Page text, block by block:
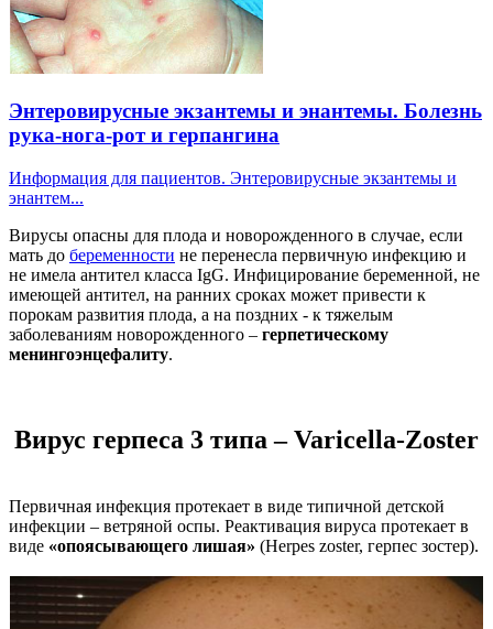
Энтеровирусные экзантемы и энантемы. Болезнь
рука-нога-рот и герпангина
Информация для пациентов. Энтеровирусные экзантемы и
энантем...
Вирусы опасны для плода и новорожденного в случае, если
мать до беременности не перенесла первичную инфекцию и
не имела антител класса IgG. Инфицирование беременной, не
имеющей антител, на ранних сроках может привести к
порокам развития плода, а на поздних - к тяжелым
заболеваниям новорожденного – герпетическому
менингоэнцефалиту.
Вирус герпеса 3 типа – Varicella-Zoster
Первичная инфекция протекает в виде типичной детской
инфекции – ветряной оспы. Реактивация вируса протекает в
виде «опоясывающего лишая» (Herpes zoster, герпес зостер).